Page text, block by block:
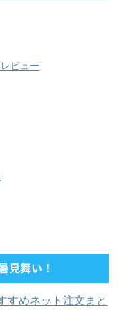
ビュー
見舞い！
すめネット注文まと